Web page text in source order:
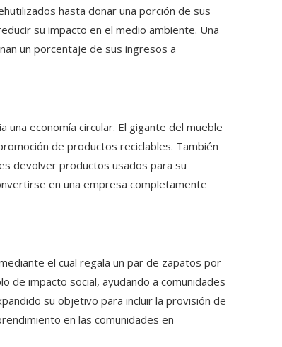
hasta donar una porción de sus
su impacto en el medio ambiente. Una
un porcentaje de sus ingresos a
una economía circular. El gigante del mueble
de productos reciclables. También
devolver productos usados para su
en una empresa completamente
el cual regala un par de zapatos por
de impacto social, ayudando a comunidades
su objetivo para incluir la provisión de
en las comunidades en